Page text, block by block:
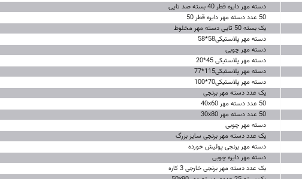
دسته مهر دایره قطر 40 بسته صد تایی
50 عدد دسته مهر دایره قطر 50
یک بسته 50 تایی دسته مهر مخلوط
دسته مهر پلاستیکی58*58
دسته مهر چوبی
دسته مهر پلاستیکی 45*20
دسته مهر پلاستیکی115*77
دسته مهر پلاستیکی70*100
یک عدد دسته مهر برنجی
50 عدد دسته مهر 40x60
50 عدد دسته مهر 30x80
دسته مهر چوبی
یک عدد دسته مهر برنجی سایز بزرگ
دسته مهر برنجی پولیش خورده
دسته مهر دایره چوبی
یک عدد دسته مهر برنجی خارجی 3 کاره